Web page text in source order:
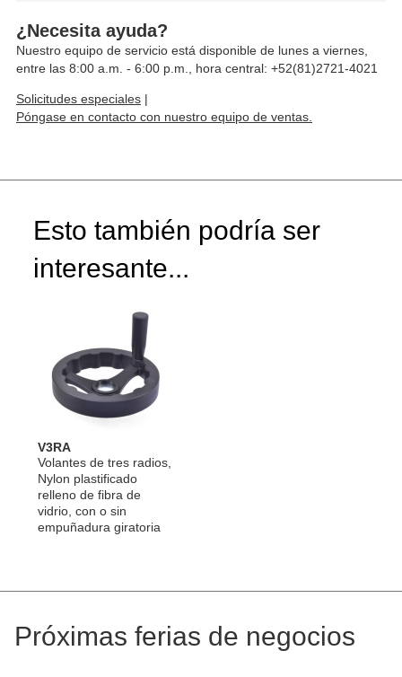
¿Necesita ayuda?
Nuestro equipo de servicio está disponible de lunes a viernes,
entre las 8:00 a.m. - 6:00 p.m., hora central: +52(81)2721-4021
Solicitudes especiales |
Póngase en contacto con nuestro equipo de ventas.
Esto también podría ser
interesante...
V3RA
Volantes de tres radios,
Nylon plastificado
relleno de fibra de
vidrio, con o sin
empuñadura giratoria
Próximas ferias de negocios